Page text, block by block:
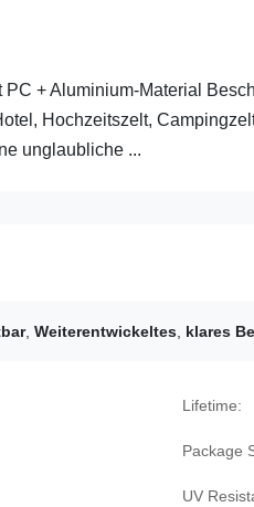
+ Aluminium-Material
Hochzeitszelt,
unglaubliche ...
, Weiterentwickeltes klares
Lifetime:
Package
UV